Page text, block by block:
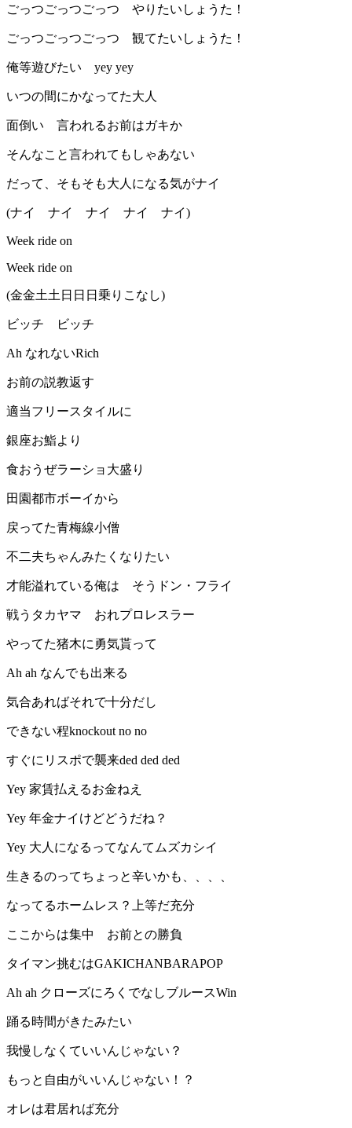
ごっつごっつごっつ やりたいしょうた！
ごっつごっつごっつ 観てたいしょうた！
俺等遊びたい yey yey
いつの間にかなってた大人
面倒い 言われるお前はガキか
そんなこと言われてもしゃあない
だって、そもそも大人になる気がナイ
(ナイ ナイ ナイ ナイ ナイ)
Week ride on
Week ride on
(金金土土日日日乗りこなし)
ビッチ ビッチ
Ah なれないRich
お前の説教返す
適当フリースタイルに
銀座お鮨より
食おうぜラーショ大盛り
田園都市ボーイから
戻ってた青梅線小僧
不二夫ちゃんみたくなりたい
才能溢れている俺は そうドン・フライ
戦うタカヤマ おれプロレスラー
やってた猪木に勇気貰って
Ah ah なんでも出来る
気合あればそれで十分だし
できない程knockout no no
すぐにリスポで襲来ded ded ded
Yey 家賃払えるお金ねえ
Yey 年金ナイけどどうだね？
Yey 大人になるってなんてムズカシイ
生きるのってちょっと辛いかも、、、、
なってるホームレス？上等だ充分
ここからは集中 お前との勝負
タイマン挑むはGAKICHANBARAPOP
Ah ah クローズにろくでなしブルースWin
踊る時間がきたみたい
我慢しなくていいんじゃない？
もっと自由がいいんじゃない！？
オレは君居れば充分